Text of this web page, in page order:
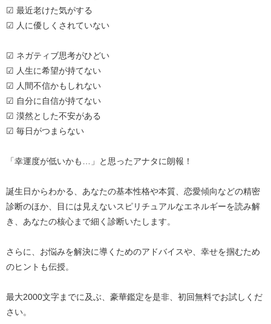
☑ 最近老けた気がする
☑ 人に優しくされていない
☑ ネガティブ思考がひどい
☑ 人生に希望が持てない
☑ 人間不信かもしれない
☑ 自分に自信が持てない
☑ 漠然とした不安がある
☑ 毎日がつまらない
「幸運度が低いかも…」と思ったアナタに朗報！
誕生日からわかる、あなたの基本性格や本質、恋愛傾向などの精密
診断のほか、目には見えないスピリチュアルなエネルギーを読み解
き、あなたの核心まで細く診断いたします。
さらに、お悩みを解決に導くためのアドバイスや、幸せを掴むため
のヒントも伝授。
最大2000文字までに及ぶ、豪華鑑定を是非、初回無料でお試しくだ
さい。